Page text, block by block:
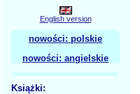
English version
nowości: polskie
nowości: angielskie
Książki: